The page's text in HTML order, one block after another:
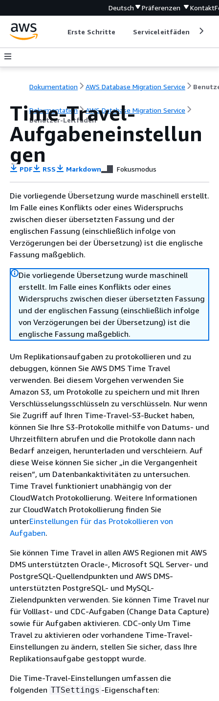
Deutsch Präferenzen Kontakt
Erste Schritte Serviceleitfäden
Dokumentation AWS Database Migration Service
Dokumentation
AWS Database Migration Service
Benutzer-Leitfaden
Time-Travel-
Aufgabeneinstellun
gen
PDF RSS Markdown Fokusmodus
Die vorliegende Übersetzung wurde maschinell erstellt.
Im Falle eines Konflikts oder eines Widerspruchs
zwischen dieser übersetzten Fassung und der
englischen Fassung (einschließlich infolge von
Verzögerungen bei der Übersetzung) ist die englische
Fassung maßgeblich.
Die vorliegende Übersetzung wurde maschinell
erstellt. Im Falle eines Konflikts oder eines
Widerspruchs zwischen dieser übersetzten Fassung
und der englischen Fassung (einschließlich infolge
von Verzögerungen bei der Übersetzung) ist die
englische Fassung maßgeblich.
Um Replikationsaufgaben zu protokollieren und zu
debuggen, können Sie AWS DMS Time Travel
verwenden. Bei diesem Vorgehen verwenden Sie
Amazon S3, um Protokolle zu speichern und mit Ihren
Verschlüsselungsschlüsseln zu verschlüsseln. Nur wenn
Sie Zugriff auf Ihren Time-Travel-S3-Bucket haben,
können Sie Ihre S3-Protokolle mithilfe von Datums- und
Uhrzeitfiltern abrufen und die Protokolle dann nach
Bedarf anzeigen, herunterladen und verschleiern. Auf
diese Weise können Sie sicher „in die Vergangenheit
reisen“, um Datenbankaktivitäten zu untersuchen.
Time Travel funktioniert unabhängig von der
CloudWatch Protokollierung. Weitere Informationen
zur CloudWatch Protokollierung finden Sie
unterEinstellungen für das Protokollieren von
Aufgaben.
Sie können Time Travel in allen AWS Regionen mit AWS
DMS unterstützten Oracle-, Microsoft SQL Server- und
PostgreSQL-Quellendpunkten und AWS DMS-
unterstützten PostgreSQL- und MySQL-
Zielendpunkten verwenden. Sie können Time Travel nur
für Volllast- und CDC-Aufgaben (Change Data Capture)
sowie für Aufgaben aktivieren. CDC-only Um Time
Travel zu aktivieren oder vorhandene Time-Travel-
Einstellungen zu ändern, stellen Sie sicher, dass Ihre
Replikationsaufgabe gestoppt wurde.
Die Time-Travel-Einstellungen umfassen die
folgenden TTSettings -Eigenschaften: